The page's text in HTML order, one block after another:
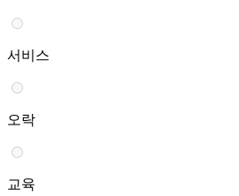
서비스
오락
교육